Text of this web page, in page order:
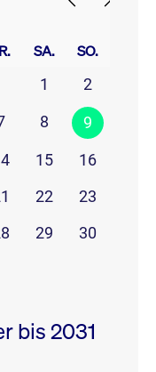
SA. SO.
1
2
8 9
15
16
22
23
29
30
bis 2031